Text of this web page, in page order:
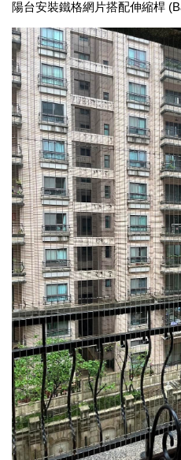
陽台安裝鐵格網片搭配伸縮桿